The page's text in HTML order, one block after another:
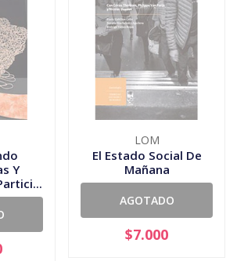
Y
LOM
El Estado Social De
Mañana
AGOTADO
$7.000